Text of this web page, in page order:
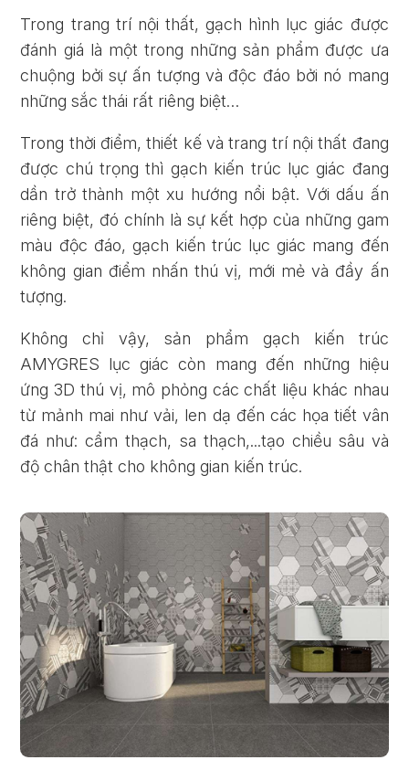
Trong trang trí nội thất, gạch hình lục giác được
đánh giá là một trong những sản phẩm được ưa
chuộng bởi sự ấn tượng và độc đáo bởi nó mang
những sắc thái rất riêng biệt…
Trong thời điểm, thiết kế và trang trí nội thất đang
được chú trọng thì gạch kiến trúc lục giác đang
dần trở thành một xu hướng nổi bật. Với dấu ấn
riêng biệt, đó chính là sự kết hợp của những gam
màu độc đáo, gạch kiến trúc lục giác mang đến
không gian điểm nhấn thú vị, mới mẻ và đầy ấn
tượng.
Không chỉ vậy, sản phẩm gạch kiến trúc
AMYGRES lục giác còn mang đến những hiệu
ứng 3D thú vị, mô phỏng các chất liệu khác nhau
từ mảnh mai như vải, len dạ đến các họa tiết vân
đá như: cẩm thạch, sa thạch,...tạo chiều sâu và
độ chân thật cho không gian kiến trúc.